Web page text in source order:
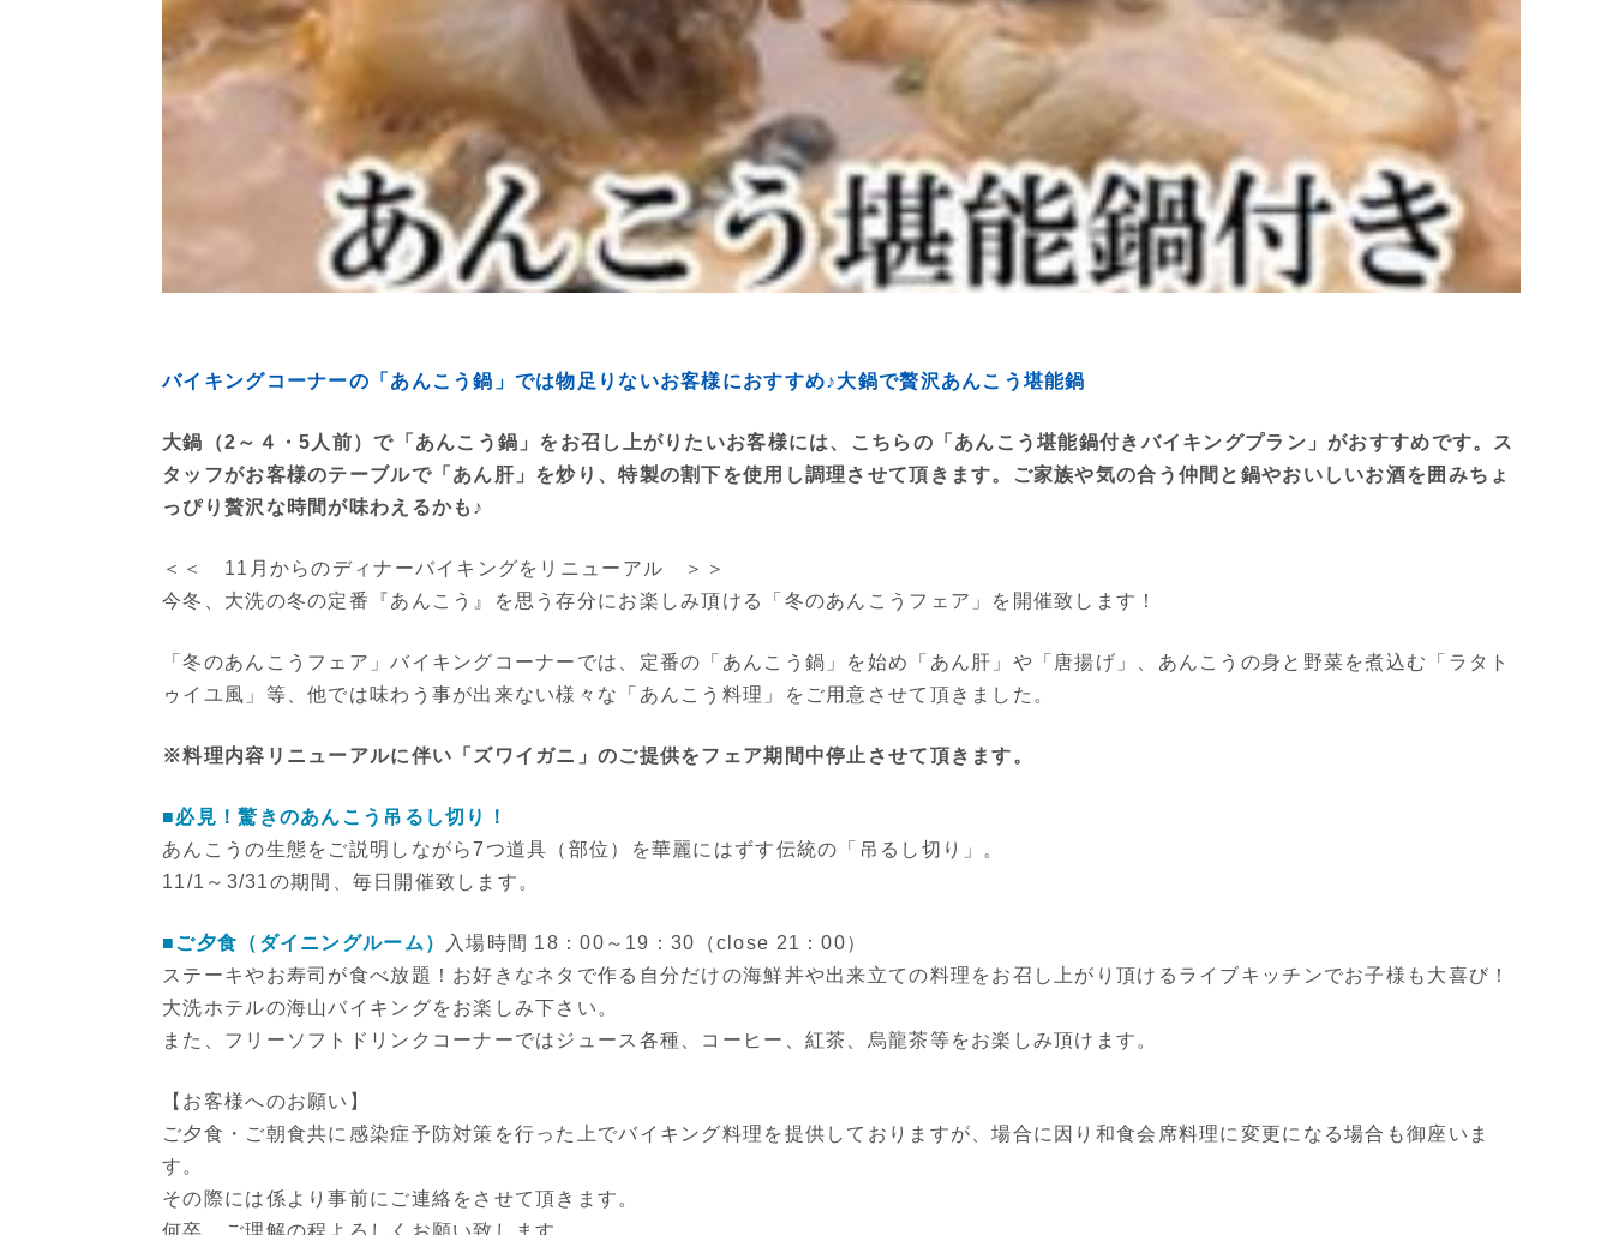
バイキングコーナーの「あんこう鍋」では物足りないお客様におすすめ♪大鍋で贅沢あんこう堪能鍋
大鍋（2～４・5人前）で「あんこう鍋」をお召し上がりたいお客様には、こちらの「あんこう堪能鍋付きバイキングプラン」がおすすめです。ス
タッフがお客様のテーブルで「あん肝」を炒り、特製の割下を使用し調理させて頂きます。ご家族や気の合う仲間と鍋やおいしいお酒を囲みちょ
っぴり贅沢な時間が味わえるかも♪
＜＜ 11月からのディナーバイキングをリニューアル ＞＞
今冬、大洗の冬の定番『あんこう』を思う存分にお楽しみ頂ける「冬のあんこうフェア」を開催致します！
「冬のあんこうフェア」バイキングコーナーでは、定番の「あんこう鍋」を始め「あん肝」や「唐揚げ」、あんこうの身と野菜を煮込む「ラタト
ゥイユ風」等、他では味わう事が出来ない様々な「あんこう料理」をご用意させて頂きました。
※料理内容リニューアルに伴い「ズワイガニ」のご提供をフェア期間中停止させて頂きます。
■必見！驚きのあんこう吊るし切り！
あんこうの生態をご説明しながら7つ道具（部位）を華麗にはずす伝統の「吊るし切り」。
11/1～3/31の期間、毎日開催致します。
■ご夕食（ダイニングルーム）
入場時間 18：00～19：30（close 21：00）
ステーキやお寿司が食べ放題！お好きなネタで作る自分だけの海鮮丼や出来立ての料理をお召し上がり頂けるライブキッチンでお子様も大喜び！
大洗ホテルの海山バイキングをお楽しみ下さい。
また、フリーソフトドリンクコーナーではジュース各種、コーヒー、紅茶、烏龍茶等をお楽しみ頂けます。
【お客様へのお願い】
ご夕食・ご朝食共に感染症予防対策を行った上でバイキング料理を提供しておりますが、場合に因り和食会席料理に変更になる場合も御座いま
す。
その際には係より事前にご連絡をさせて頂きます。
何卒、ご理解の程よろしくお願い致します。